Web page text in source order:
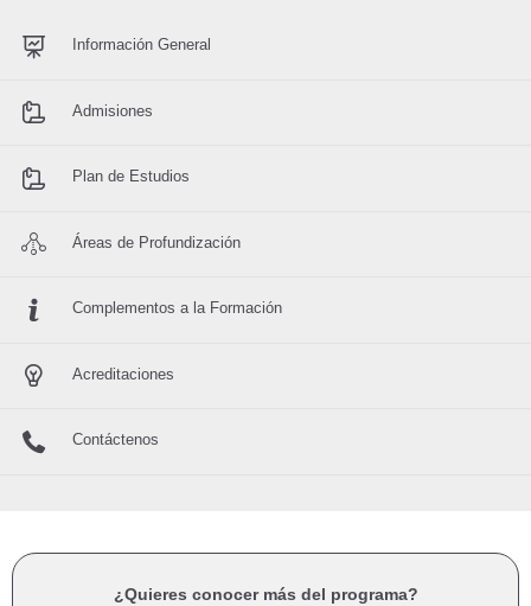
Información General
Admisiones
Plan de Estudios
Áreas de Profundización
Complementos a la Formación
Acreditaciones
Contáctenos
¿Quieres conocer más del programa?